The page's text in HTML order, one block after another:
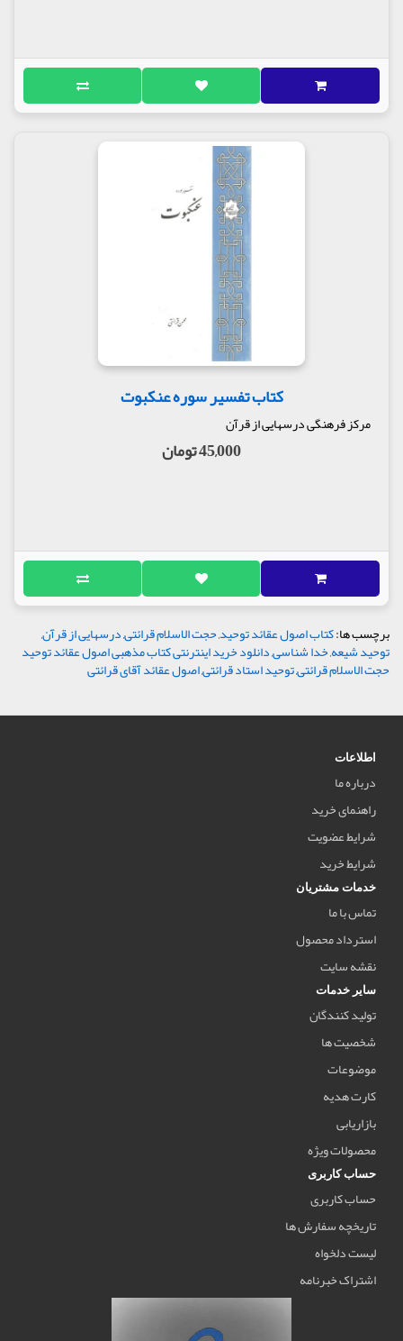
کتاب تفسیر سوره عنکبوت
مرکز فرهنگی درسهایی از قرآن
45,000 تومان
برچسب ها:کتاب اصول عقائد توحید,حجت الاسلام قرائتی,درسهایی از قرآن,
توحید شیعه,خدا شناسی,دانلود خرید اینترنتی کتاب مذهبی اصول عقائد توحید
حجت الاسلام قرائتی,توحید استاد قرائتی,اصول عقائد آقای قرائتی
اطلاعات
درباره ما
راهنمای خرید
شرایط عضویت
شرایط خرید
خدمات مشتریان
تماس با ما
استرداد محصول
نقشه سایت
سایر خدمات
تولید کنندگان
شخصیت ها
موضوعات
کارت هدیه
بازاریابی
محصولات ویژه
حساب کاربری
حساب کاربری
تاریخچه سفارش ها
لیست دلخواه
اشتراک خبرنامه